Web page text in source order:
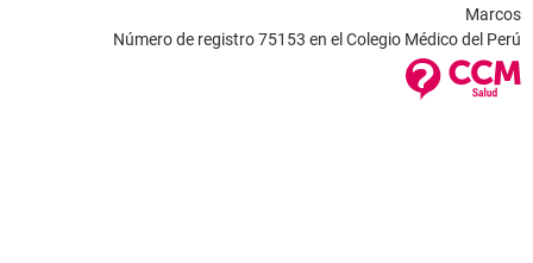
Marcos
Número de registro 75153 en el Colegio Médico del Perú